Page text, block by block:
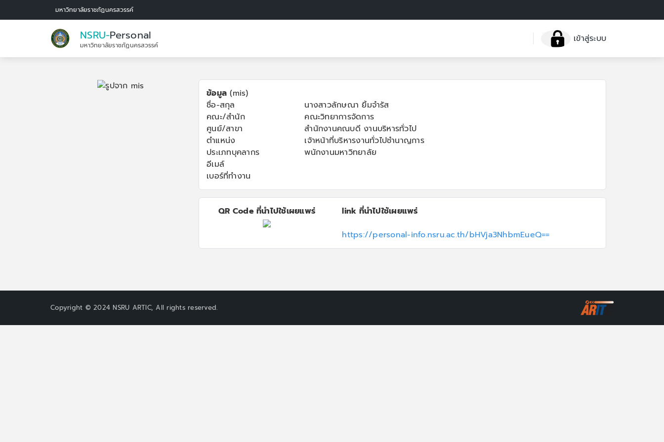
มหาวิทยาลัยราชภัฏนครสวรรค์
NSRU-Personal
มหาวิทยาลัยราชภัฏนครสวรรค์
เข้าสู่ระบบ
ข้อมูล (mis)
ชื่อ-สกุล
นางสาวลักษณา ยิ้มจำรัส
คณะ/สำนัก
คณะวิทยาการจัดการ
ศูนย์/สาขา
สำนักงานคณบดี งานบริหารทั่วไป
ตำแหน่ง
เจ้าหน้าที่บริหารงานทั่วไปชำนาญการ
ประเภทบุคลากร
พนักงานมหาวิทยาลัย
อีเมล์
เบอร์ที่ทำงาน
QR Code ที่นำไปใช้เผยแพร่
link ที่นำไปใช้เผยแพร่
https://personal-info.nsru.ac.th/bHVja3NhbmEueQ==
Copyright © 2024 NSRU ARTIC, All rights reserved.